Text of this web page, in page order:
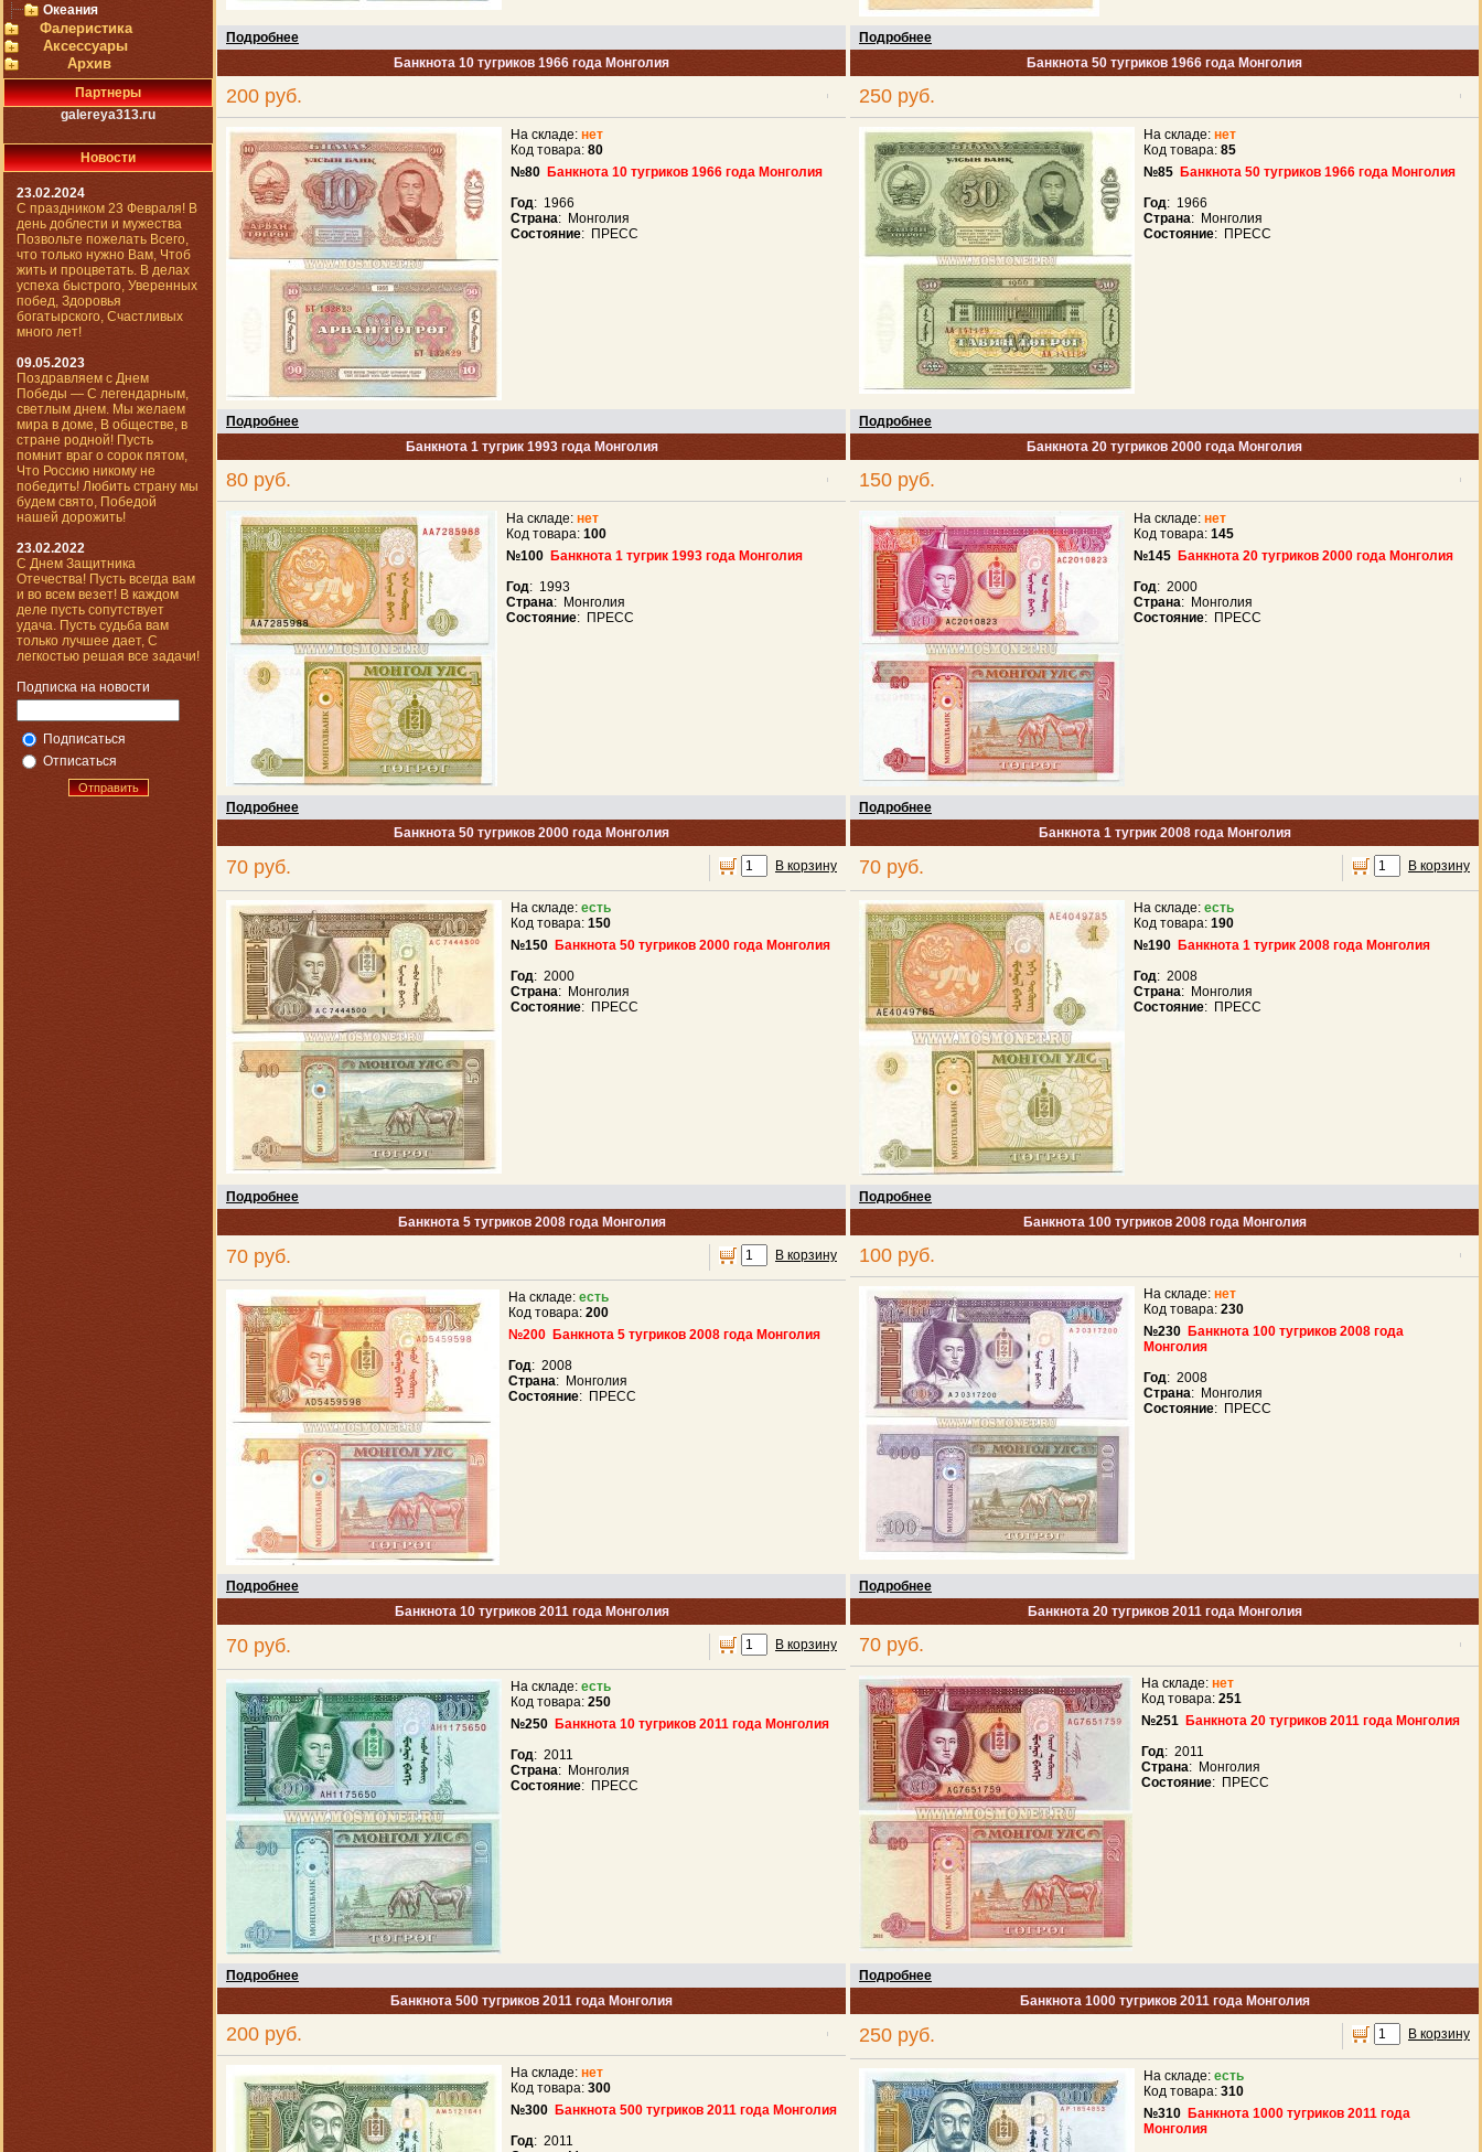
Океания
Фалеристика
Аксессуары
Архив
Партнеры
galereya313.ru
Новости
23.02.2024
С праздником 23 Февраля! В
день доблести и мужества
Позвольте пожелать Всего,
что только нужно Вам, Чтоб
жить и процветать. В делах
успеха быстрого, Уверенных
побед, Здоровья
богатырского, Счастливых
много лет!
09.05.2023
Поздравляем с Днем
Победы — С легендарным,
светлым днем. Мы желаем
мира в доме, В обществе, в
стране родной! Пусть
помнит враг о сорок пятом,
Что Россию никому не
победить! Любить страну мы
будем свято, Победой
нашей дорожить!
23.02.2022
С Днем Защитника
Отечества! Пусть всегда вам
и во всем везет! В каждом
деле пусть сопутствует
удача. Пусть судьба вам
только лучшее дает, С
легкостью решая все задачи!
Подписка на новости
Подписаться
Отписаться
Отправить
Подробнее
Подробнее
Банкнота 10 тугриков 1966 года Монголия
200 руб.
На складе: нет
Код товара: 80
№80 Банкнота 10 тугриков 1966 года Монголия
Год: 1966
Страна: Монголия
Состояние: ПРЕСС
Банкнота 50 тугриков 1966 года Монголия
250 руб.
На складе: нет
Код товара: 85
№85 Банкнота 50 тугриков 1966 года Монголия
Год: 1966
Страна: Монголия
Состояние: ПРЕСС
Подробнее
Подробнее
Банкнота 1 тугрик 1993 года Монголия
80 руб.
На складе: нет
Код товара: 100
№100 Банкнота 1 тугрик 1993 года Монголия
Год: 1993
Страна: Монголия
Состояние: ПРЕСС
Банкнота 20 тугриков 2000 года Монголия
150 руб.
На складе: нет
Код товара: 145
№145 Банкнота 20 тугриков 2000 года Монголия
Год: 2000
Страна: Монголия
Состояние: ПРЕСС
Подробнее
Подробнее
Банкнота 50 тугриков 2000 года Монголия
70 руб. В корзину
На складе: есть
Код товара: 150
№150 Банкнота 50 тугриков 2000 года Монголия
Год: 2000
Страна: Монголия
Состояние: ПРЕСС
Банкнота 1 тугрик 2008 года Монголия
70 руб. В корзину
На складе: есть
Код товара: 190
№190 Банкнота 1 тугрик 2008 года Монголия
Год: 2008
Страна: Монголия
Состояние: ПРЕСС
Подробнее
Подробнее
Банкнота 5 тугриков 2008 года Монголия
70 руб. В корзину
На складе: есть
Код товара: 200
№200 Банкнота 5 тугриков 2008 года Монголия
Год: 2008
Страна: Монголия
Состояние: ПРЕСС
Банкнота 100 тугриков 2008 года Монголия
100 руб.
На складе: нет
Код товара: 230
№230 Банкнота 100 тугриков 2008 года
Монголия
Год: 2008
Страна: Монголия
Состояние: ПРЕСС
Подробнее
Подробнее
Банкнота 10 тугриков 2011 года Монголия
70 руб. В корзину
На складе: есть
Код товара: 250
№250 Банкнота 10 тугриков 2011 года Монголия
Год: 2011
Страна: Монголия
Состояние: ПРЕСС
Банкнота 20 тугриков 2011 года Монголия
70 руб.
На складе: нет
Код товара: 251
№251 Банкнота 20 тугриков 2011 года Монголия
Год: 2011
Страна: Монголия
Состояние: ПРЕСС
Подробнее
Подробнее
Банкнота 500 тугриков 2011 года Монголия
200 руб.
На складе: нет
Код товара: 300
№300 Банкнота 500 тугриков 2011 года Монголия
Год: 2011
Банкнота 1000 тугриков 2011 года Монголия
250 руб. В корзину
На складе: есть
Код товара: 310
№310 Банкнота 1000 тугриков 2011 года
Монголия